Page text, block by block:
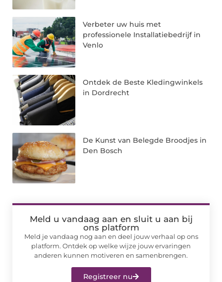
Verbeter uw huis met
professionele Installatiebedrijf in
Venlo
Ontdek de Beste Kledingwinkels
in Dordrecht
De Kunst van Belegde Broodjes in
Den Bosch
Meld u vandaag aan en sluit u aan bij
ons platform
Meld je vandaag nog aan en deel jouw verhaal op ons
platform. Ontdek op welke wijze jouw ervaringen
anderen kunnen motiveren en samenbrengen.
Registreer nu